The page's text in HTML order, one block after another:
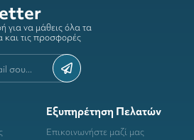
για να μάθεις όλα τα
και τις προσφορές
Εξυπηρέτηση Πελατών
Επικοινωνήστε μαζί μας